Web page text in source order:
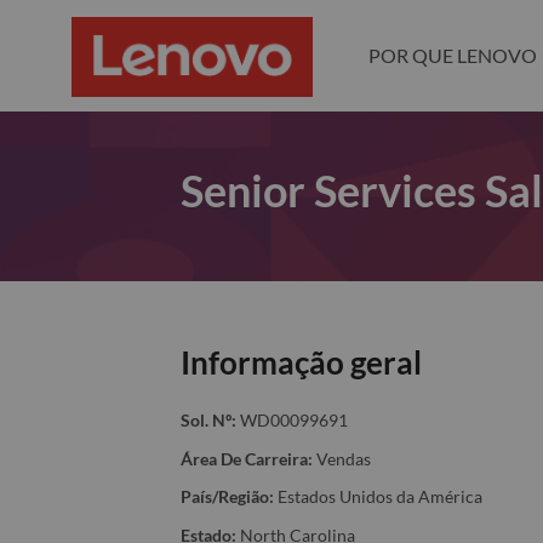
POR QUE LENOVO
Senior Services
Informação geral
Sol. Nº: WD00099691
Área De Carreira: Vendas
País/Região: Estados Unidos da América
Estado: North Carolina